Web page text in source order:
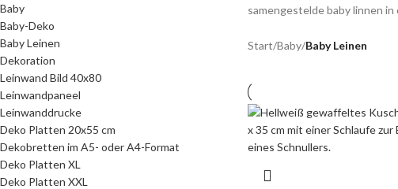
Baby
Baby-Deko
Baby Leinen
Dekoration
Leinwand Bild 40x80
Leinwandpaneel
Leinwanddrucke
Deko Platten 20x55 cm
Dekobretten im A5- oder A4-Format
Deko Platten XL
Deko Platten XXL
samengestelde baby linnen
Start/Baby/Baby Leinen